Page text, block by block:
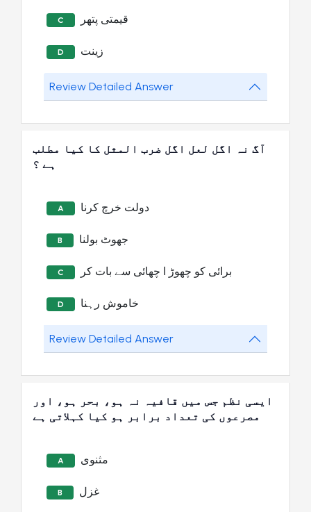
C قیمتی پتھر
D زینت
Review Detailed Answer
آگ نہ اگل لعل اگل ضرب المثل کا کیا مطلب
ہے ؟
A دولت خرچ کرنا
B جھوٹ بولنا
C برائی کو چھوڑ ا چھائی سے بات کر
D خاموش رہنا
Review Detailed Answer
ایسی نظم جس میں قافیہ نہ ہو، بحر ہو، اور
مصرعوں کی تعداد برابر ہو کیا کہلاتی ہے
A مثنوی
B غزل